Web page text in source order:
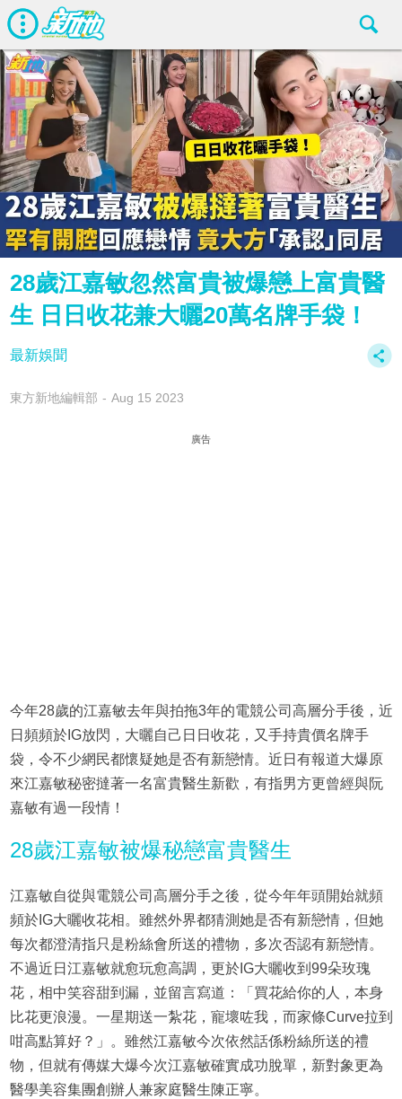
28歲江嘉敏忽然富貴被爆戀上富貴醫
生 日日收花兼大曬20萬名牌手袋！
最新娛聞
東方新地編輯部 Aug 15 2023
廣告
今年28歲的江嘉敏去年與拍拖3年的電競公司高層分手後，近
日頻頻於IG放閃，大曬自己日日收花，又手持貴價名牌手
袋，令不少網民都懷疑她是否有新戀情。近日有報道大爆原
來江嘉敏秘密撻著一名富貴醫生新歡，有指男方更曾經與阮
嘉敏有過一段情！
28歲江嘉敏被爆秘戀富貴醫生
江嘉敏自從與電競公司高層分手之後，從今年年頭開始就頻
頻於IG大曬收花相。雖然外界都猜測她是否有新戀情，但她
每次都澄清指只是粉絲會所送的禮物，多次否認有新戀情。
不過近日江嘉敏就愈玩愈高調，更於IG大曬收到99朵玫瑰
花，相中笑容甜到漏，並留言寫道：「買花給你的人，本身
比花更浪漫。一星期送一紮花，寵壞咗我，而家條Curve拉到
咁高點算好？」。雖然江嘉敏今次依然話係粉絲所送的禮
物，但就有傳媒大爆今次江嘉敏確實成功脫單，新對象更為
醫學美容集團創辦人兼家庭醫生陳正寧。